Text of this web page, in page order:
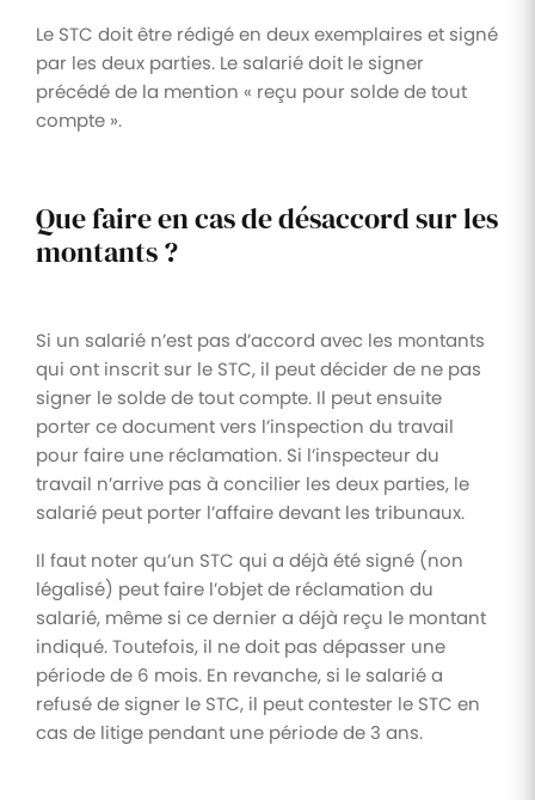
Le STC doit être rédigé en deux exemplaires et signé
par les deux parties. Le salarié doit le signer
précédé de la mention « reçu pour solde de tout
compte ».
Que faire en cas de désaccord sur les
montants ?
Si un salarié n’est pas d’accord avec les montants
qui ont inscrit sur le STC, il peut décider de ne pas
signer le solde de tout compte. Il peut ensuite
porter ce document vers l’inspection du travail
pour faire une réclamation. Si l’inspecteur du
travail n’arrive pas à concilier les deux parties, le
salarié peut porter l’affaire devant les tribunaux.
Il faut noter qu’un STC qui a déjà été signé (non
légalisé) peut faire l’objet de réclamation du
salarié, même si ce dernier a déjà reçu le montant
indiqué. Toutefois, il ne doit pas dépasser une
période de 6 mois. En revanche, si le salarié a
refusé de signer le STC, il peut contester le STC en
cas de litige pendant une période de 3 ans.